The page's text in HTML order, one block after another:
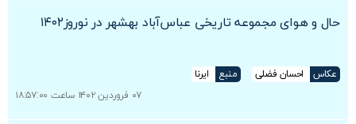
حال و هوای مجموعه تاریخی عباس‌آباد بهشهر در نوروز۱۴۰۲
عکاس احسان فضلی منبع
ایرنا
۰۷ فروردین ۱۴۰۲ ساعت ۱۸:۵۷:۰۰